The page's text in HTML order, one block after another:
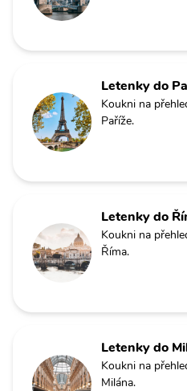
Letenky do
Koukni na
Paříže.
Letenky do
Koukni na
Říma.
Letenky do
Koukni na
Milána.